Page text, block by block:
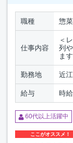
職種 惣
仕事内容
＜
列
ます
勤務地 近
給与 時
60代以上活躍中
ここがオススメ！